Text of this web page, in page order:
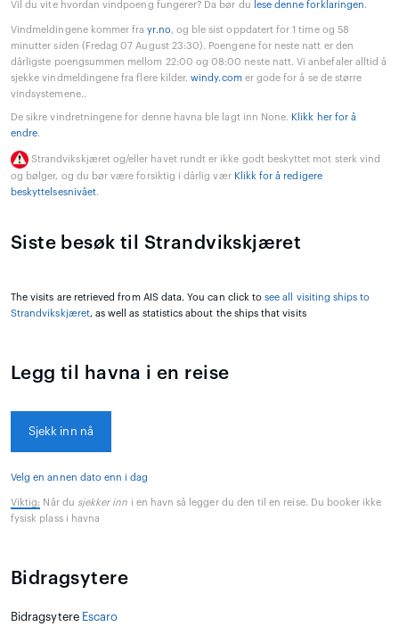
Vil du vite hvordan vindpoeng fungerer? Da bør du lese denne forklaringen.
Vindmeldingene kommer frayr.no, og ble sist oppdatert for 1 time og 58
minutter siden (Fredag 07 August 23:30). Poengene for neste natt er den
dårligste poengsummen mellom 22:00 og 08:00 neste natt. Vi anbefaler alltid å
sjekke vindmeldingene fra flere kilder.windy.comer gode for å se de større
vindsystemene..
De sikre vindretningene for denne havna ble lagt inn None. Klikk her for å
endre.
Strandvikskjæret og/eller havet rundt er ikke godt beskyttet mot sterk vind
og bølger, og du bør være forsiktig i dårlig vær Klikk for å redigere
beskyttelsesnivået.
Siste besøk til Strandvikskjæret
The visits are retrieved from AIS data. You can click tosee all visiting ships to
Strandvikskjæret, as well as statistics about the ships that visits
Legg til havna i en reise
Sjekk inn nå
Velg en annen dato enn i dag
Viktig: Når du sjekker inn i en havn så legger du den til en reise. Du booker ikke
fysisk plass i havna
Bidragsytere
Bidragsytere Escaro